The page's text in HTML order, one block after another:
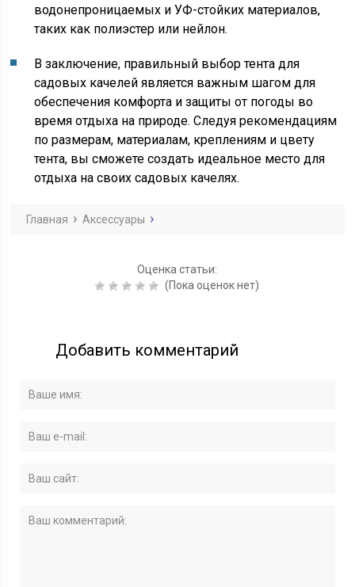
водонепроницаемых и УФ-стойких материалов,
таких как полиэстер или нейлон.
В заключение, правильный выбор тента для
садовых качелей является важным шагом для
обеспечения комфорта и защиты от погоды во
время отдыха на природе. Следуя рекомендациям
по размерам, материалам, креплениям и цвету
тента, вы сможете создать идеальное место для
отдыха на своих садовых качелях.
Главная Аксессуары
Оценка статьи:
(Пока оценок нет)
Добавить комментарий